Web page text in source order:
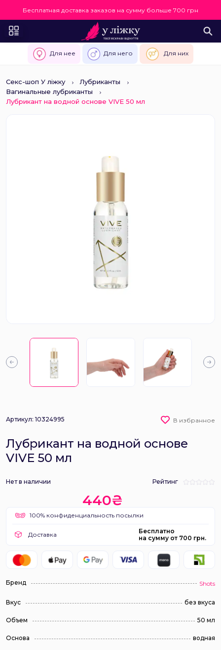
Бесплатная доставка заказов на сумму больше 700 грн
Для нее Для него Для них
Секс-шоп У ліжку
Лубриканты
Вагинальные лубриканты
Лубрикант на водной основе VIVE 50 мл
Артикул: 10324995 В избранное
Лубрикант на водной основе
VIVE 50 мл
Нет в наличии Рейтинг
440₴
100% конфиденциальность посылки
Доставка
Бесплатно
на сумму от 700 грн.
Бренд Shots
Вкус без вкуса
Объем 50 мл
Основа водная